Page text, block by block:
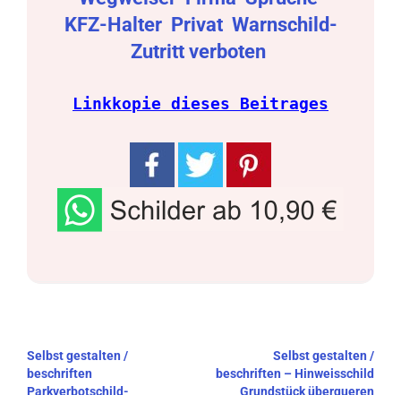
KFZ-Halter Privat Warnschild-
Zutritt verboten
Linkkopie dieses Beitrages
Beitragsnavigation
Selbst gestalten /
beschriften
Parkverbotschild-
Selbst gestalten /
beschriften – Hinweisschild
Grundstück überqueren